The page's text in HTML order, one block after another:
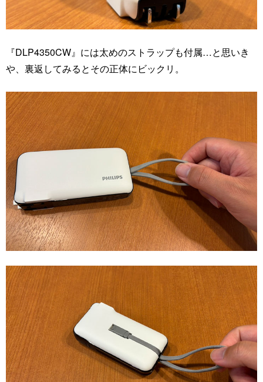
『DLP4350CW』には太めのストラップも付属…と思いき
や、裏返してみるとその正体にビックリ。